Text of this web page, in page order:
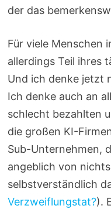
der das
Für viele Menschen
allerdings Teil ihres
Und ich denke jetzt
Ich denke auch an
schlecht bezahlten
die großen KI-
Sub-Unternehmen,
angeblich von
selbstverständlich
Verzweiflungstat?).